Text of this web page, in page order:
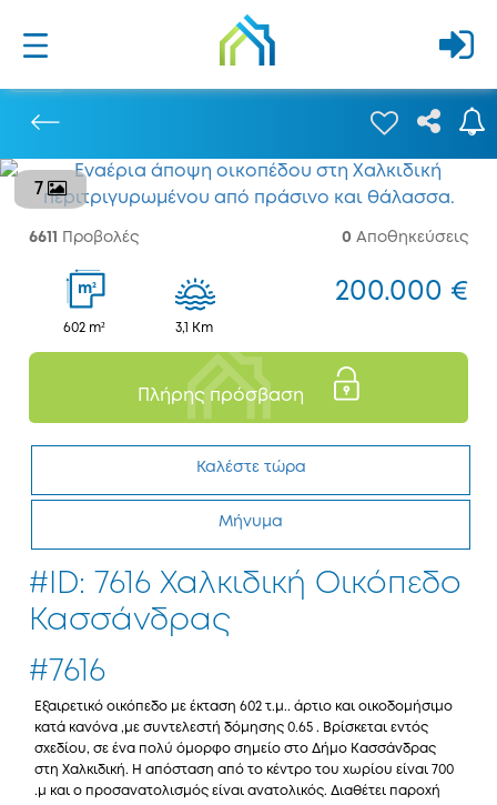
7
6611 Προβολές 0 Αποθηκεύσεις
m2
602 m² 3,1 Km
200.000 €
Πλήρης πρόσβαση
Καλέστε τώρα
Μήνυμα
#ID: 7616 Χαλκιδική Οικόπεδο
Κασσάνδρας
#7616
Εξαιρετικό οικόπεδο με έκταση 602 τ.μ.. άρτιο και οικοδομήσιμο
κατά κανόνα ,με συντελεστή δόμησης 0.65 . Βρίσκεται εντός
σχεδίου, σε ένα πολύ όμορφο σημείο στο Δήμο Κασσάνδρας
στη Χαλκιδική. Η απόσταση από το κέντρο του χωρίου είναι 700
.μ και ο προσανατολισμός είναι ανατολικός. Διαθέτει παροχή